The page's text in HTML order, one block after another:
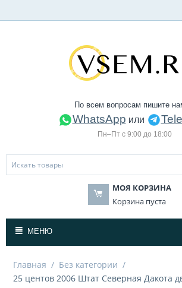
По всем вопросам пишите
WhatsApp или
Пн–Пт с 9:00 до 18:00
МОЯ КОРЗИНА
Корзина пуста
МЕНЮ
Главная / Без категории /
25 центов 2006 Штат Северная Дакота